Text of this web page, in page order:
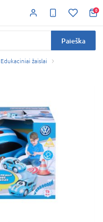
0
Paieška
Edukaciniai žaislai